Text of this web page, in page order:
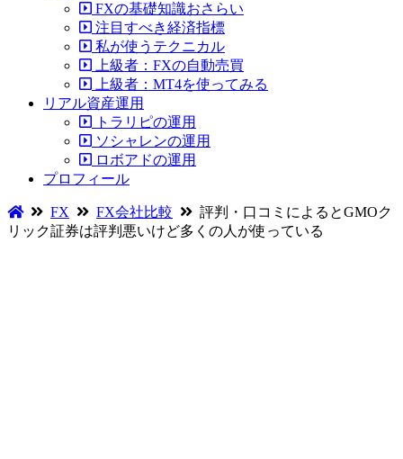
FXの基礎知識おさらい
注目すべき経済指標
私が使うテクニカル
上級者：FXの自動売買
上級者：MT4を使ってみる
リアル資産運用
トラリピの運用
ソシャレンの運用
ロボアドの運用
プロフィール
FX FX会社比較
評判・口コミによるとGMOク
リック証券は評判悪いけど多くの人が使っている